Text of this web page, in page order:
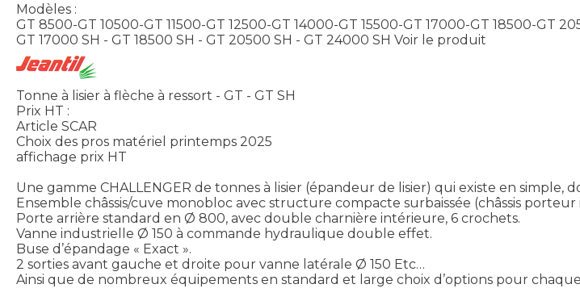
Modèles :
GT 8500-GT 10500-GT 11500-GT 12500-GT 14000-GT 15500-GT 17000-GT 18500-GT
GT 17000 SH - GT 18500 SH - GT 20500 SH - GT 24000 SH Voir le produit
Tonne à lisier à flèche à ressort - GT - GT SH
Prix HT :
Article SCAR
Choix des pros matériel printemps 2025
affichage prix HT
Une gamme CHALLENGER de tonnes à lisier (épandeur de lisier) qui existe en simple,
Ensemble châssis/cuve monobloc avec structure compacte surbaissée (châssis
Porte arrière standard en Ø 800, avec double charnière intérieure, 6 crochets.
Vanne industrielle Ø 150 à commande hydraulique double effet.
Buse d’épandage « Exact ».
2 sorties avant gauche et droite pour vanne latérale Ø 150 Etc…
Ainsi que de nombreux équipements en standard et large choix d’options pour